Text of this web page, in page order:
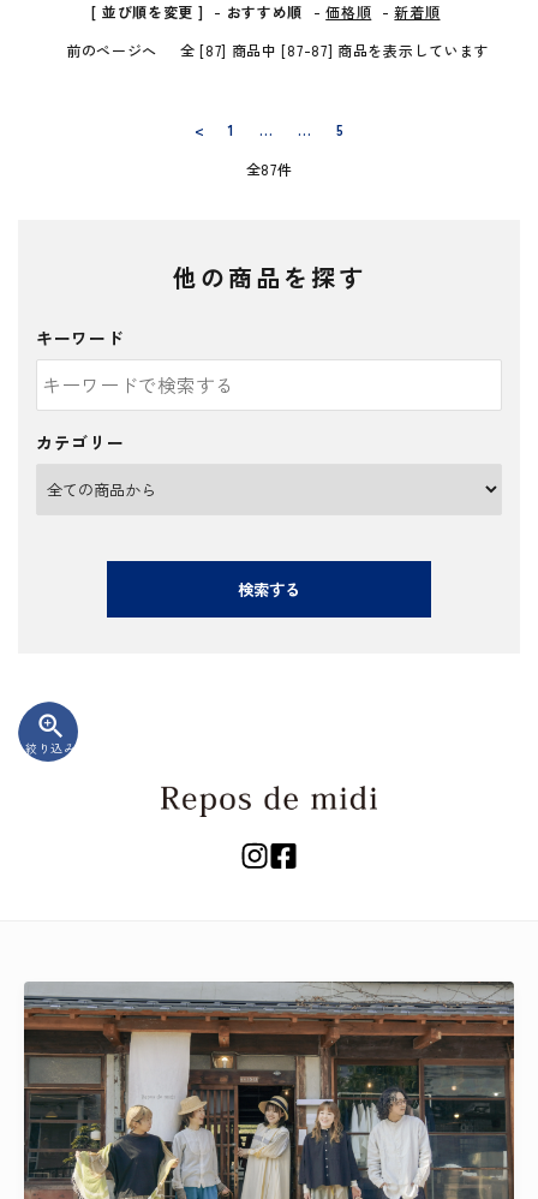
[ 並び順を変更 ] - おすすめ順 -価格順 -新着順
前のページへ
全 [87] 商品中 [87-87] 商品を表示しています
< 1 … …
5
全87件
他の商品を探す
キーワード
カテゴリー
検索する
zoom_in
絞り込み
検索する